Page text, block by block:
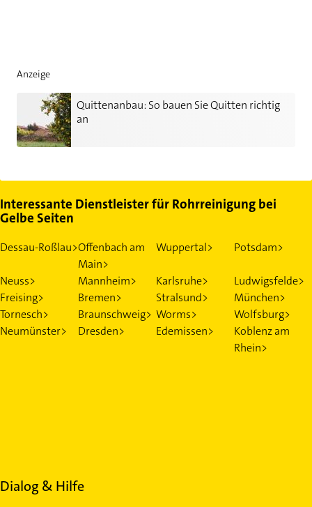
Anzeige
Quittenanbau: So bauen Sie Quitten richtig
an
Quittenanbau: So bauen Sie Quitten richtig an
Interessante Dienstleister für Rohrreinigung bei
Gelbe Seiten
Dessau-Roßlau>Offenbach am
Main>
Wuppertal> Potsdam>
Neuss> Mannheim> Karlsruhe>
Ludwigsfelde>
Freising>
Bremen> Stralsund>
München>
Tornesch>
Braunschweig> Worms>
Wolfsburg>
Neumünster>
Dresden> Edemissen>
Koblenz am
Rhein>
Dialog & Hilfe